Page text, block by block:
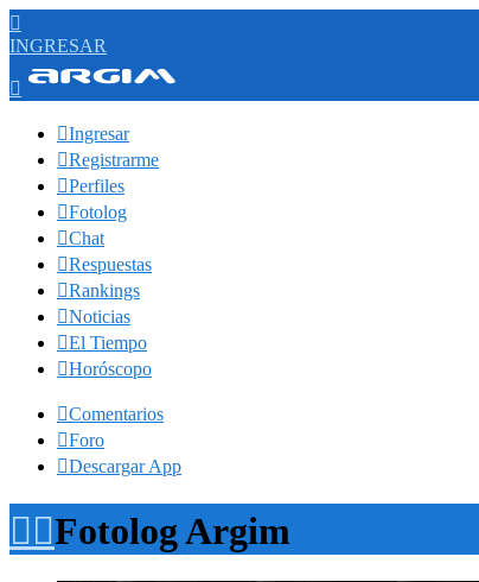

INGRESAR

Ingresar
Registrarme
Perfiles
Fotolog
Chat
Respuestas
Rankings
Noticias
El Tiempo
Horóscopo
Comentarios
Foro
Descargar App
Fotolog Argim